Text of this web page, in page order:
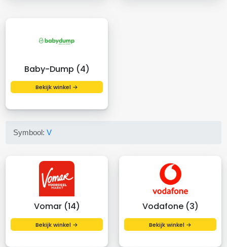
Baby-Dump (4)
Bekijk winkel →
Symbool:V
Vomar (14)
Bekijk winkel →
Vodafone (3)
Bekijk winkel →